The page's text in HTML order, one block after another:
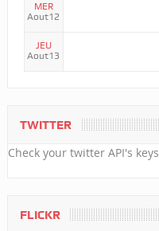
MER
Aout12
JEU
Aout13
TWITTER
Check your twitter API's keys
FLICKR